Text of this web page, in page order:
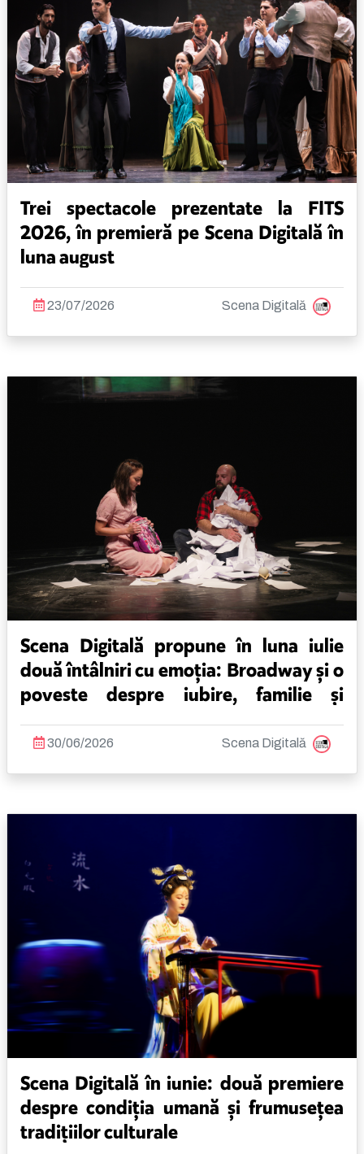
Trei spectacole prezentate la FITS
2026, în premieră pe Scena Digitală în
luna august
23/07/2026 Scena Digitală
Scena Digitală propune în luna iulie
două întâlniri cu emoția: Broadway și o
poveste despre iubire, familie și
acceptare
30/06/2026 Scena Digitală
Scena Digitală în iunie: două premiere
despre condiția umană și frumusețea
tradițiilor culturale